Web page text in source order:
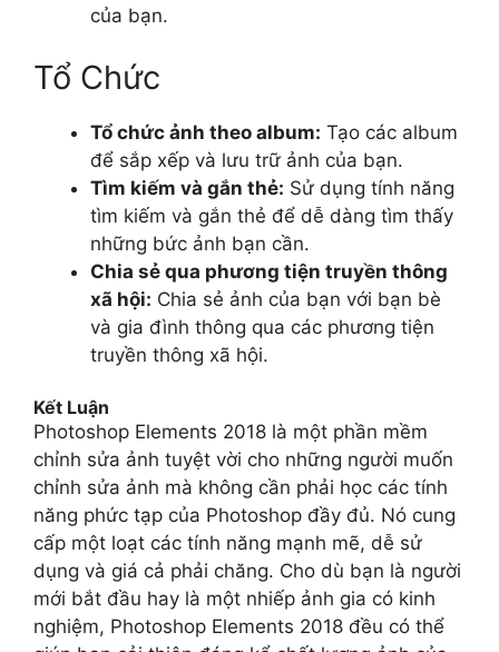
của bạn.
Tổ Chức
Tổ chức ảnh theo album: Tạo các album
để sắp xếp và lưu trữ ảnh của bạn.
Tìm kiếm và gắn thẻ: Sử dụng tính năng
tìm kiếm và gắn thẻ để dễ dàng tìm thấy
những bức ảnh bạn cần.
Chia sẻ qua phương tiện truyền thông
xã hội: Chia sẻ ảnh của bạn với bạn bè
và gia đình thông qua các phương tiện
truyền thông xã hội.
Kết Luận
Photoshop Elements 2018 là một phần mềm
chỉnh sửa ảnh tuyệt vời cho những người muốn
chỉnh sửa ảnh mà không cần phải học các tính
năng phức tạp của Photoshop đầy đủ. Nó cung
cấp một loạt các tính năng mạnh mẽ, dễ sử
dụng và giá cả phải chăng. Cho dù bạn là người
mới bắt đầu hay là một nhiếp ảnh gia có kinh
nghiệm, Photoshop Elements 2018 đều có thể